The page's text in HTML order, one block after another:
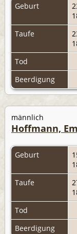
Geburt
Taufe
Tod
Beerdigung
männlich
Hoffmann,
Geburt
Taufe
Tod
Beerdigung